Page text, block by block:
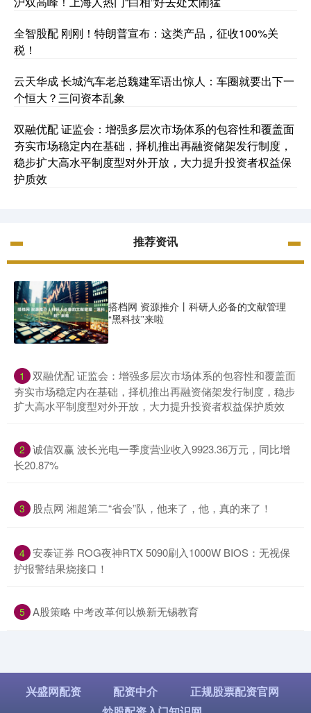
全智股配 刚刚！特朗普宣布：这类产品，征收100%关
税！
云天华成 长城汽车老总魏建军语出惊人：车圈就要出下一
个恒大？三问资本乱象
双融优配 证监会：增强多层次市场体系的包容性和覆盖面
夯实市场稳定内在基础，择机推出再融资储架发行制度，
稳步扩大高水平制度型对外开放，大力提升投资者权益保
护质效
推荐资讯
搭档网 资源推介丨科研人必备的文献管理
“黑科技”来啦
1
​双融优配 证监会：增强多层次市场体系的包容性和覆盖面
夯实市场稳定内在基础，择机推出再融资储架发行制度，稳步
扩大高水平制度型对外开放，大力提升投资者权益保护质效
2 ​诚信双赢 波长光电一季度营业收入9923.36万元，同比增
长20.87%
3 ​股点网 湘超第二“省会”队，他来了，他，真的来了！
4 ​安泰证券 ROG夜神RTX 5090刷入1000W BIOS：无视保
护报警结果烧接口！
5 ​A股策略 中考改革何以焕新无锡教育
兴盛网配资 配资中介
正规股票配资官网